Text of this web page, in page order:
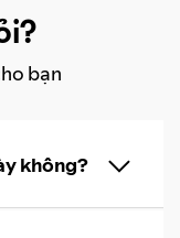
bạn
không?